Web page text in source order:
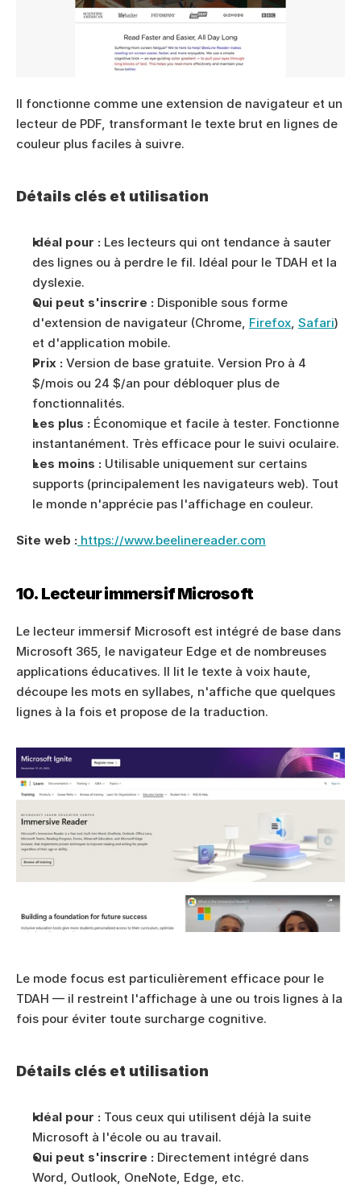
Il fonctionne comme une extension de navigateur et un
lecteur de PDF, transformant le texte brut en lignes de
couleur plus faciles à suivre.
Détails clés et utilisation
Idéal pour : Les lecteurs qui ont tendance à sauter
des lignes ou à perdre le fil. Idéal pour le TDAH et la
dyslexie.
Qui peut s'inscrire : Disponible sous forme
d'extension de navigateur (Chrome, Firefox Safari)
et d'application mobile.
Prix : Version de base gratuite. Version Pro à 4
$/mois ou 24 $/an pour débloquer plus de
fonctionnalités.
Les plus : Économique et facile à tester. Fonctionne
instantanément. Très efficace pour le suivi oculaire.
Les moins : Utilisable uniquement sur certains
supports (principalement les navigateurs web). Tout
le monde n'apprécie pas l'affichage en couleur.
Site web : https://www.beelinereader.com
10. Lecteur immersif Microsoft
Le lecteur immersif Microsoft est intégré de base dans
Microsoft 365, le navigateur Edge et de nombreuses
applications éducatives. Il lit le texte à voix haute,
découpe les mots en syllabes, n'affiche que quelques
lignes à la fois et propose de la traduction.
Le mode focus est particulièrement efficace pour le
TDAH — il restreint l'affichage à une ou trois lignes à la
fois pour éviter toute surcharge cognitive.
Détails clés et utilisation
Idéal pour : Tous ceux qui utilisent déjà la suite
Microsoft à l'école ou au travail.
Qui peut s'inscrire : Directement intégré dans
Word, Outlook, OneNote, Edge, etc.